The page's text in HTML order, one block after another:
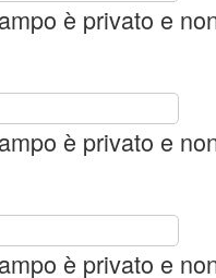
è privato e
è privato e
è privato e